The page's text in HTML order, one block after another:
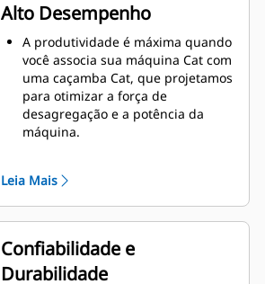
Alto Desempenho
A produtividade é máxima quando
você associa sua máquina Cat com
uma caçamba Cat, que projetamos
para otimizar a força de
desagregação e a potência da
máquina.
na caçamba. A folga maior do
braço de apoio garante que o
fundo da caçamba não seja
arrastado, reduzindo os custos de
manutenção.
O consumo de combustível atinge
Leia Mais
Confiabilidade e
Durabilidade